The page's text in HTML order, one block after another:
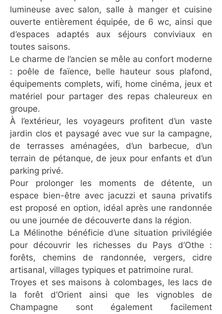
lumineuse avec salon, salle à manger et cuisine
ouverte entièrement équipée, de 6 wc, ainsi que
d’espaces adaptés aux séjours conviviaux en
toutes saisons.
Le charme de l’ancien se mêle au confort moderne
: poêle de faïence, belle hauteur sous plafond,
équipements complets, wifi, home cinéma, jeux et
matériel pour partager des repas chaleureux en
groupe.
À l’extérieur, les voyageurs profitent d’un vaste
jardin clos et paysagé avec vue sur la campagne,
de terrasses aménagées, d’un barbecue, d’un
terrain de pétanque, de jeux pour enfants et d’un
parking privé.
Pour prolonger les moments de détente, un
espace bien-être avec jacuzzi et sauna privatifs
est proposé en option, idéal après une randonnée
ou une journée de découverte dans la région.
La Mélinothe bénéficie d’une situation privilégiée
pour découvrir les richesses du Pays d’Othe :
forêts, chemins de randonnée, vergers, cidre
artisanal, villages typiques et patrimoine rural.
Troyes et ses maisons à colombages, les lacs de
la forêt d’Orient ainsi que les vignobles de
Champagne sont également facilement